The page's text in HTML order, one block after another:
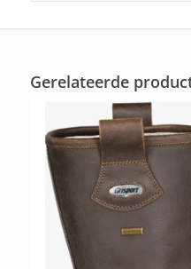
Gerelateerde